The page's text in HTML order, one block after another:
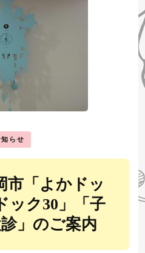
知らせ
市「よかドッ
ック30」「子
」のご案内